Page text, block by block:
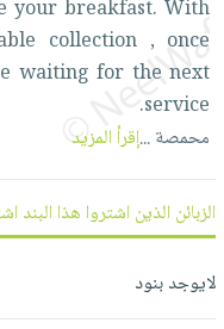
مطرزات
حقائب
حلي
عناية
بالذات
صابون
مناسبات
بلا
حدود
وفرات
عن
الشركة
سياسة
الشركة
فيديوهات
أسئلة
يتكرر
حسابك
لائحة
عربة
نشرة
yourbreakfast.With
collection , once
waitingfor thenext
service.
محمصة...إقرأ المزيد
الزبائن الذين اشتروا هذا البند
لايوجد بنود